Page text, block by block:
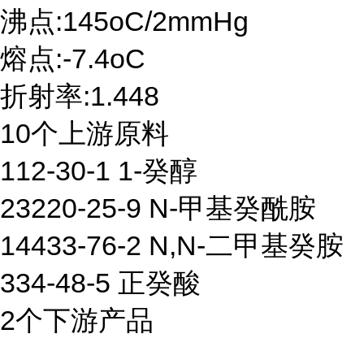
沸点:145oC/2mmHg
熔点:-7.4oC
折射率:1.448
10个上游原料
112-30-1 1-癸醇
23220-25-9 N-甲基癸酰胺
14433-76-2 N,N-二甲基癸胺
334-48-5 正癸酸
2个下游产品